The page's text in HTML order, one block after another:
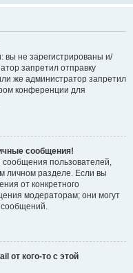
не зарегистрированы и/
запретил отправку
же администратор запретил
конференции для
сообщения!
пользователей,
личном разделе. Если вы
от конкретного
модераторам; они могут
сообщений.
от кого-то с этой